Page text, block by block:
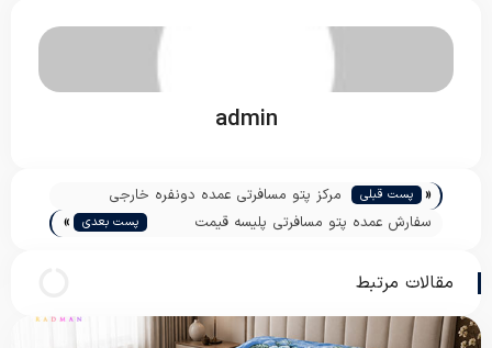
admin
« پست قبلی
مرکز پتو مسافرتی عمده دونفره خارجی
سفارش عمده پتو مسافرتی پلیسه قیمت
پست بعدی »
مقالات مرتبط